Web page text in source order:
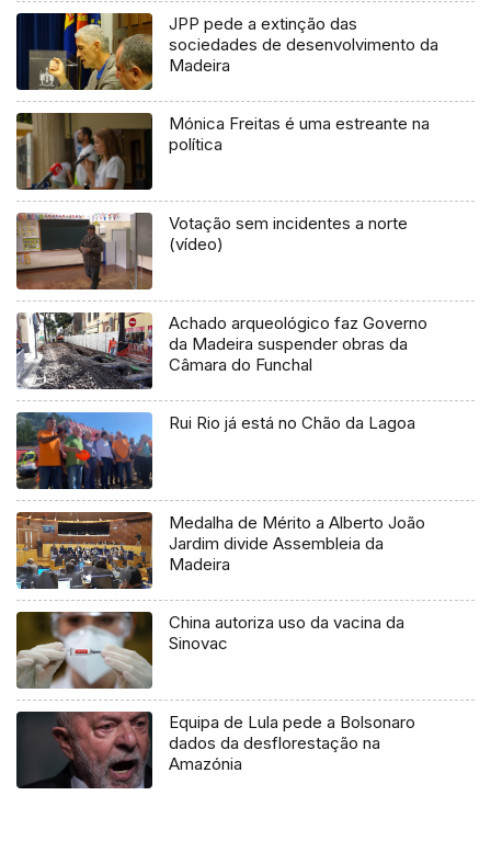
JPP pede a extinção das
sociedades de desenvolvimento da
Madeira
Mónica Freitas é uma estreante na
política
Votação sem incidentes a norte
(vídeo)
Achado arqueológico faz Governo
da Madeira suspender obras da
Câmara do Funchal
Rui Rio já está no Chão da Lagoa
Medalha de Mérito a Alberto João
Jardim divide Assembleia da
Madeira
China autoriza uso da vacina da
Sinovac
Equipa de Lula pede a Bolsonaro
dados da desflorestação na
Amazónia